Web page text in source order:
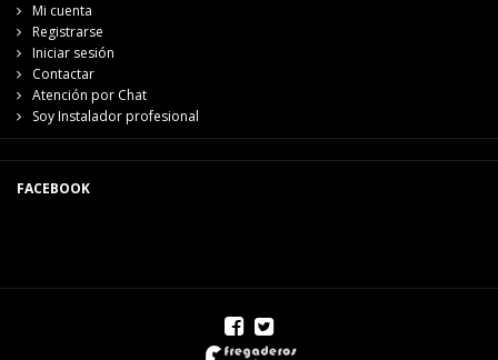
Mi cuenta
Registrarse
Iniciar sesión
Contactar
Atención por Chat
Soy Instalador profesional
FACEBOOK